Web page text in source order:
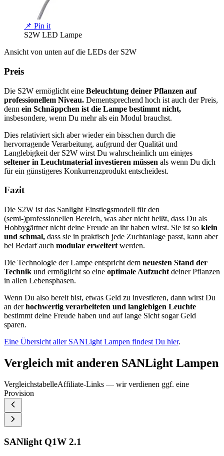
📌 Pin it
S2W LED Lampe
Ansicht von unten auf die LEDs der S2W
Preis
Die S2W ermöglicht eine Beleuchtung deiner Pflanzen auf
professionellem Niveau. Dementsprechend hoch ist auch der Preis,
denn ein Schnäppchen ist die Lampe bestimmt nicht,
insbesondere, wenn Du mehr als ein Modul brauchst.
Dies relativiert sich aber wieder ein bisschen durch die
hervorragende Verarbeitung, aufgrund der Qualität und
Langlebigkeit der S2W wirst Du wahrscheinlich um einiges
seltener in Leuchtmaterial investieren müssen als wenn Du dich
für ein günstigeres Konkurrenzprodukt entscheidest.
Fazit
Die S2W ist das Sanlight Einstiegsmodell für den
(semi-)professionellen Bereich, was aber nicht heißt, dass Du als
Hobbygärtner nicht deine Freude an ihr haben wirst. Sie ist so klein
und schmal, dass sie in praktisch jede Zuchtanlage passt, kann aber
bei Bedarf auch modular erweitert werden.
Die Technologie der Lampe entspricht dem neuesten Stand der
Technik und ermöglicht so eine optimale Aufzucht deiner Pflanzen
in allen Lebensphasen.
Wenn Du also bereit bist, etwas Geld zu investieren, dann wirst Du
an derhochwertig verarbeiteten und langlebigen Leuchte
bestimmt deine Freude haben und auf lange Sicht sogar Geld
sparen.
Eine Übersicht aller SANLight Lampen findest Du hier.
Vergleich mit anderen SANLight Lampen
VergleichstabelleAffiliate-Links — wir verdienen ggf. eine
Provision
SANlight Q1W 2.1